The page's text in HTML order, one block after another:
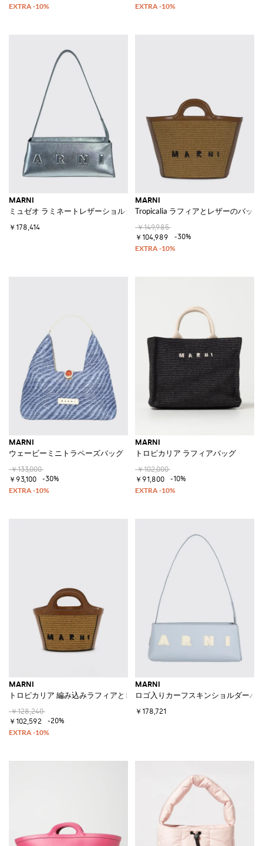
MARNI
ミュゼオ ラミネートレザーショルダーバッグ シルバー エンボスロゴ付き
￥178,414
MARNI
Tropicalia ラフィアとレザーのバッグ
￥149,985
￥104,989
-30%
MARNI
ウェービーミニトラペーズバッグ
￥133,000
￥93,100
-30%
MARNI
トロピカリア ラフィアバッグ
￥102,000
￥91,800
-10%
MARNI
トロピカリア 編み込みラフィアとレザーのバッグ
￥128,240
￥102,592
-20%
MARNI
ロゴ入りカーフスキンショルダーバ
￥178,721